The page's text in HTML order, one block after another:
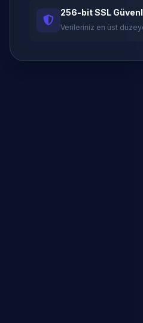
256-bit SSL
Verileriniz en üst